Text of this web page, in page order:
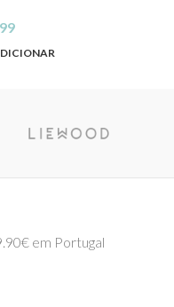
em Portugal